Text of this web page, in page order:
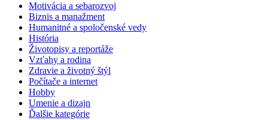
Motivácia a sebarozvoj
Biznis a manažment
Humanitné a spoločenské vedy
História
Životopisy a reportáže
Vzťahy a rodina
Zdravie a životný štýl
Počítače a internet
Hobby
Umenie a dizajn
Ďalšie kategórie